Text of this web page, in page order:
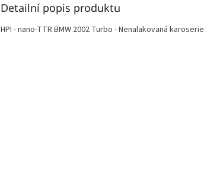
Detailní popis produktu
HPI - nano-TTR BMW 2002 Turbo - Nenalakovaná karoserie